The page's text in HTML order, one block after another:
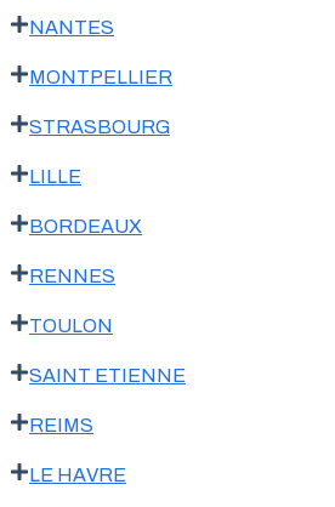
NANTES
MONTPELLIER
STRASBOURG
LILLE
BORDEAUX
RENNES
TOULON
SAINT ETIENNE
REIMS
LE HAVRE